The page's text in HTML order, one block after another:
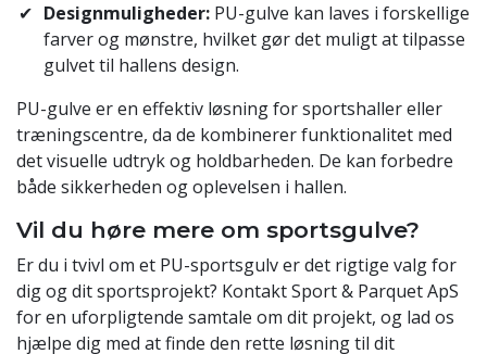
Designmuligheder: PU-gulve kan laves i forskellige
farver og mønstre, hvilket gør det muligt at tilpasse
gulvet til hallens design.
PU-gulve er en effektiv løsning for sportshaller eller
træningscentre, da de kombinerer funktionalitet med
det visuelle udtryk og holdbarheden. De kan forbedre
både sikkerheden og oplevelsen i hallen.
Vil du høre mere om sportsgulve?
Er du i tvivl om et PU-sportsgulv er det rigtige valg for
dig og dit sportsprojekt? Kontakt Sport & Parquet ApS
for en uforpligtende samtale om dit projekt, og lad os
hjælpe dig med at finde den rette løsning til dit